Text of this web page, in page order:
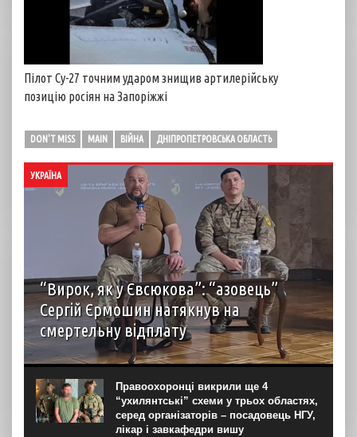
Пілот Су-27 точним ударом знищив артилерійську
позицію росіян на Запоріжжі
DON'T MISS MAIN ВІЙНА ДНІПРОПЕТРОВСЬКА ОБЛАСТЬ
УКРАЇНА
“Вирок, як у Євсюкова”: “азовець”
Сергій Єрмошин натякнув на
смертельну відплату
Капітан Сергій Єрмошин (“Єрмалай”), колишній
військовополонений, а нині – заступник командира
бригади з тилу, начальник тилу 12-ї бригади
спеціального призначення НГУ “Азов”, вважає, що усіх
росіян, дотичних до репресій...
Правоохоронці викрили ще 4
“ухилянтські” схеми у трьох областях,
серед організаторів – посадовець НГУ,
лікар і завкафедри вишу